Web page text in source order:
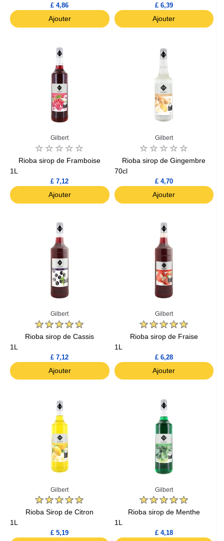
£ 4,86
Ajouter
£ 6,39
Ajouter
Gilbert
Rioba sirop de Framboise
1L
£ 7,12
Ajouter
Gilbert
Rioba sirop de Gingembre
70cl
£ 4,70
Ajouter
Gilbert
Rioba sirop de Cassis
1L
£ 7,12
Ajouter
Gilbert
Rioba sirop de Fraise
1L
£ 6,28
Ajouter
Gilbert
Rioba Sirop de Citron
1L
£ 5,19
Gilbert
Rioba sirop de Menthe
1L
£ 4,18